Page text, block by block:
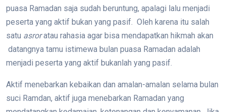
puasa Ramadan saja sudah beruntung, apalagi lalu menjadi
peserta yang aktif bukan yang pasif. Oleh karena itu salah
satu asroratau rahasia agar bisa mendapatkan hikmah akan
datangnya tamu istimewa bulan puasa Ramadan adalah
menjadi peserta yang aktif bukanlah yang pasif.
Aktif menebarkan kebaikan dan amalan-amalan selama bulan
suci Ramdan, aktif juga menebarkan Ramadan yang